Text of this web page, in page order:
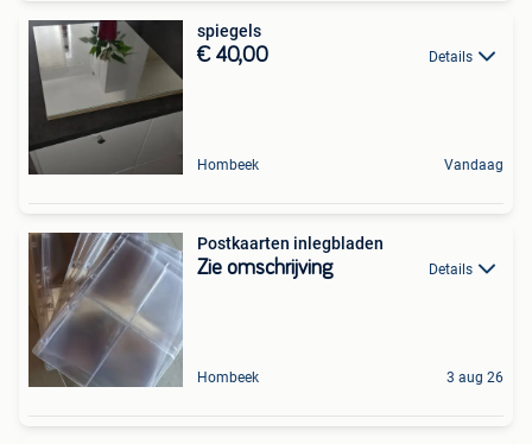
spiegels
€ 40,00 Details
Hombeek Vandaag
Postkaarten inlegbladen
Zie omschrijving Details
Hombeek 3 aug 26